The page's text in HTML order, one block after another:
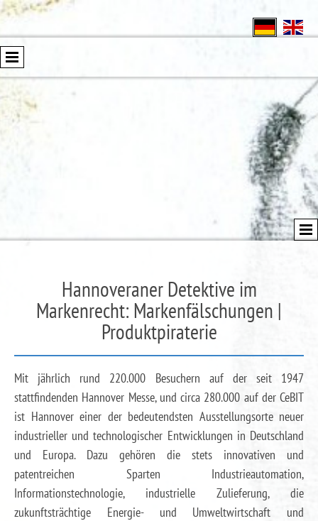
Hannoveraner Detektive im
Markenrecht: Markenfälschungen |
Produktpiraterie
Mit jährlich rund 220.000 Besuchern auf der seit 1947
stattfindenden Hannover Messe, und circa 280.000 auf der CeBIT
ist Hannover einer der bedeutendsten Ausstellungsorte neuer
industrieller und technologischer Entwicklungen in Deutschland
und Europa. Dazu gehören die stets innovativen und
patentreichen Sparten Industrieautomation,
Informationstechnologie, industrielle Zulieferung, die
zukunftsträchtige Energie- und Umweltwirtschaft und